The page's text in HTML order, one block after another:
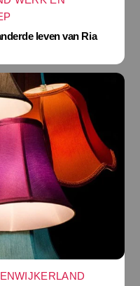
leven van Ria